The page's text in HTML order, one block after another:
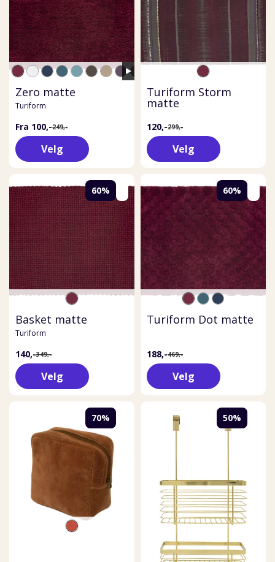
Zero matte
Turiform
Fra 100,-249,-
Velg
Turiform Storm
matte
120,-299,-
Velg
60%
Basket matte
Turiform
140,-349,-
Velg
60%
Turiform Dot matte
188,-469,-
Velg
70% 50%